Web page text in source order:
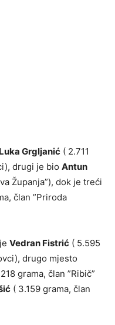
Luka Grgljanić ( 2.711
drugi je bio Antun
Županja”), dok je treći
član ”Priroda
Vedran Fistrić ( 5.595
drugo mjesto
grama, član ”Ribič”
( 3.159 grama, član